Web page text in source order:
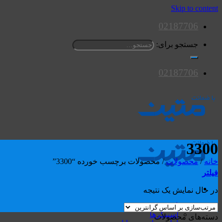
Skip to content
02187706
جستجو برای:
02187706
محصولات
اسپیکرها
3300
خانه / محصولات /محصولات برچسب خورده “3300”
فیلتر
در حال نمایش یک نتیجه
دسته‌های محصولات